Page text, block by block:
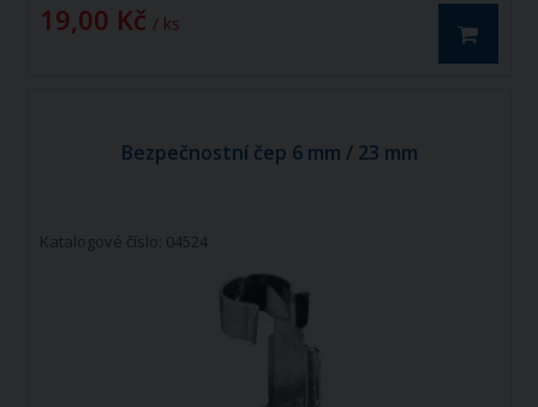
19,00 Kč / ks
Bezpečnostní čep 6 mm / 23 mm
Katalogové číslo: 04524